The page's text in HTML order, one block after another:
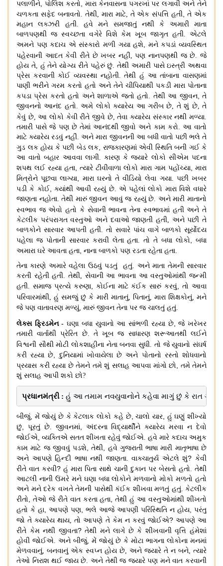
પલાળીને, પોલિશ કરતો, મારા કેનવાસના પગરખાં પર લગાવી અને તેને
ચળકતા સફેદ બનાવતો. તેથી, મારા માટે, તે એક સંપત્તિ હતી,તે એક
મહાન લક્ઝરી હતી.હવે મને સમજાતું નથી કે અમારી માતા
બાળપણથી જ સ્વચ્છતા વગેરે વિશે કેમ ખૂબ જાગૃત હતી.એટલે
અમને પણ કદાચ એ સંસ્કારો મળી ગયા હશે, મને કપડાં વ્યવસ્થિત
પહેરવાની આદત કેવી રીતે છે ખબર નહીં, પણ નાનપણથી જ છે.જે
હોય તે, હું તેને યોગ્ય રીતે પહેરું છું. તેથી અમારી પાસે ઇસ્ત્રી અથવા
પ્રેસ કરવાની કોઈ વ્યવસ્થા નહોતી.તેથી હું આ તાંબાના વાસણમાં
પાણી ભરીને ગરમ કરતો હતો અને તેને ચીપિયાથી પકડી મારા પોતાના
કપડા પ્રેસ કરતો હતો અને શાળાએ જતો હતો. તેથી આ જીવન,તે
જીવનનો આનંદ હતો. અમે લોકો ક્યારેય આ ગરીબ છે, તે શું છે,તે
કેવું છે, આ લોકો કેવી રીતે જીવે છે, તેવા ક્યારેય સંસ્કાર નથી મળ્યા.
તમારી પાસે જે પણ છે તેમાં આનંદથી જીવો અને કામ કરો. આ વાતો
માટે ક્યારેય રડવું નહીં.અને મારા જીવનની આ બધી વાતો પછી ભલે તે
ગુડ લક હોય કે પછી બેડ લક, રાજકારણમાં એવી સ્થિતિ બની ગઈ કે
આ વાતો બહાર આવવા લાગી.કારણ કે જ્યારે લોકો સીએમ પદના
શપથ લઈ રહ્યા હતા, ત્યારે ટીવીવાળા લોકો મારા ગામ પહોંચ્યા, મારા
મિત્રોને પૂછવા લાગ્યા, મારા ઘરનો તે વીડિયો લેવા ગયા. પછી ખબર
પડી કે કોઈ, ક્યાંથી આવી રહ્યું છે. એ પહેલાં લોકો મારા વિશે વધારે
જાણતા નહોતા.તેથી મારું જીવન આવું જ રહ્યું છે. અને મારી માતાનો
સ્વભાવ જ એવો હતો કે સેવાની ભાવના તેના સ્વભાવમાં હતી અને તે
કેટલીક પરંપરાગત વસ્તુઓ અને દવાઓ જાણતી હતી, અને પછી તે
બાળકોને સારવાર આપતી હતી. તો સવારે પાંચ વાગે બાળકો સૂર્યોદય
પહેલા જ પોતાની સારવાર કરાવી લેતા હતા.તો તે બધા લોકો,બધા
અમારા ઘરે આવતા હતા, નાના બાળકો પણ રડતા રહેતા હતા.
તેના કારણે અમારે વહેલા ઉઠવું પડતું હતું. અને માતા તેમની સારવાર
કરતી રહેતી હતી.તેથી, સેવાની આ ભાવના આ વસ્તુઓમાંથી જન્મી
હતી. સમાજ પ્રત્યે કરુણા, કોઈના માટે કંઈક સારું કરવું,તો આવા
પરિવારમાંથી,હું સમજું છું કે મારી માતાનું, પિતાનું, મારા શિક્ષકોનું,મને
જે પણ વાતાવરણ મળ્યું, મારું જીવન તેના પર જ ચાલતું હતું.
લેક્સ ફ્રિડમેન-ઘણા બધા યુવાનો આ સાંભળી રહ્યા છે,જે ખરેખર
તમારી વાર્તાથી પ્રેરિત છે. તે ખૂબ જ સાધારણ શરૂઆતથી લઈને
વિશ્વની સૌથી મોટી લોકશાહીના નેતા બનવા સુધી. તો જે યુવાનો સંઘર્ષ
કરી રહ્યા છે, દુનિયામાં ખોવાયેલા છે અને પોતાનો રસ્તો શોધવાનો
પ્રયાસ કરી રહ્યા છે તેમને તમે શું સલાહ આપવા માંગો છો, તમે તેમને
શું સલાહ આપી શકો છો?
પ્રધાનમંત્રી : હું આ તમામ નવયુવાનોને કહેવા માગું છું કે રાત ગમે
બીજું, મેં જોયું છે કે કેટલાક લોકો કહે છે,ચાલો યાર, હું ઘણું શીખ્યો
છું, પૂરતું છે. જીવનમાં, અંદરના વિદ્યાર્થીને ક્યારેય મરવા ન દેવો
જોઈએ, વ્યક્તિએ સતત શીખતા રહેવું જોઈએ. હવે મારે કદાચ અમુક
કામ માટે જ જીવવું પડશે,તેથી, હવે ગુજરાતી ભાષા મારી માતૃભાષા છે
અને આપણે હિન્દી ભાષા નથી જાણતા. વાક્ચાતુર્ય એટલે શું? કેવી
રીતે વાત કરવી? હું મારા પિતા સાથે ચાની દુકાન પર બેસતો હતો. તેથી
આટલી નાની ઉંમરે મને ઘણા બધા લોકોને મળવાનો મોકો મળતો હતો
અને મને દરેક વખતે તેમની પાસેથી કંઈક શીખવા મળતું હતું. કેટલીક
રીતો, તેઓ જે રીતે વાત કરતા હતા,તેથી હું આ વસ્તુઓમાંથી શીખતો
હતો કે હા, આપણે પણ, ભલે આજે આપણી પરિસ્થિતિ ન હોય, પરંતુ
જો તે ક્યારેય થાય,તો આપણે તે કેમ ન કરવું જોઈએ? આપણે આ
રીતે કેમ નથી જીવતા?તેથી મને લાગે છે કે શીખવાની વૃત્તિ હંમેશાં
હોવી જોઈએ. અને બીજું, મેં જોયું છે કે મોટા ભાગના લોકોના મનમાં
મેળવવાનું, બનવાનું એક સ્વપ્ન હોય છે, અને જ્યારે તે ન બને, ત્યારે
તેઓ નિરાશ થઈ જાય છે. અને તેથી જ જ્યારે પણ મને વાત કરવાની